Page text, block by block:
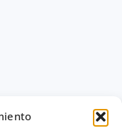
R 60-61,18220